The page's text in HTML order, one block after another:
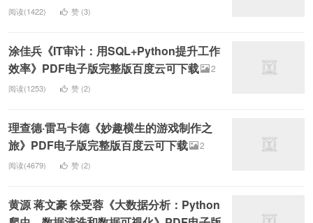
阅读(1422) 赞 (3)
涂佳兵《IT审计：用SQL+Python提升工作
效率》PDF电子版完整版百度云可下载
2
阅读(1253) 赞 (2)
理查德·雷马卡德《妙趣横生的游戏制作之
旅》PDF电子版完整版百度云可下载
2
阅读(4679) 赞 (2)
黄源 蒋文豪 徐受蓉《大数据分析：Python